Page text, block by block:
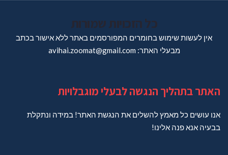
כל הזכויות שמורות
אין לעשות שימוש בחומרים המפורסמים באתר ללא אישור בכתב
מבעלי האתר: avihai.zoomat@gmail.com
האתר בתהליך הנגשה לבעלי מוגבלויות
אנו עושים כל מאמץ להשלים את הנגשת האתר! במידה ונתקלת
בבעיה אנא פנה אלינו!